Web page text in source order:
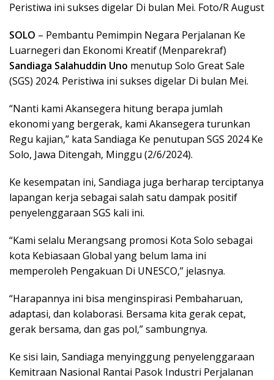
Peristiwa ini sukses digelar Di bulan Mei. Foto/R August
SOLO – Pembantu Pemimpin Negara Perjalanan Ke
Luarnegeri dan Ekonomi Kreatif (Menparekraf)
Sandiaga Salahuddin Uno menutup Solo Great Sale
(SGS) 2024. Peristiwa ini sukses digelar Di bulan Mei.
“Nanti kami Akansegera hitung berapa jumlah
ekonomi yang bergerak, kami Akansegera turunkan
Regu kajian,” kata Sandiaga Ke penutupan SGS 2024 Ke
Solo, Jawa Ditengah, Minggu (2/6/2024).
Ke kesempatan ini, Sandiaga juga berharap terciptanya
lapangan kerja sebagai salah satu dampak positif
penyelenggaraan SGS kali ini.
“Kami selalu Merangsang promosi Kota Solo sebagai
kota Kebiasaan Global yang belum lama ini
memperoleh Pengakuan Di UNESCO,” jelasnya.
“Harapannya ini bisa menginspirasi Pembaharuan,
adaptasi, dan kolaborasi. Bersama kita gerak cepat,
gerak bersama, dan gas pol,” sambungnya.
Ke sisi lain, Sandiaga menyinggung penyelenggaraan
Kemitraan Nasional Rantai Pasok Industri Perjalanan